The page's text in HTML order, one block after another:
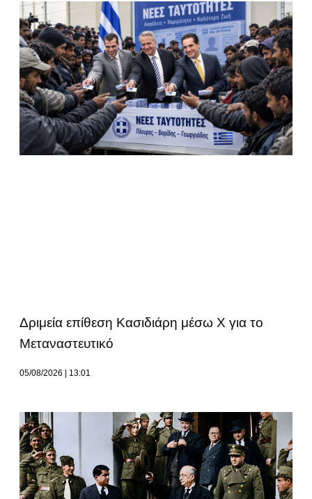
Δριμεία επίθεση Κασιδιάρη μέσω Χ για το
Μεταναστευτικό
05/08/2026 13:01